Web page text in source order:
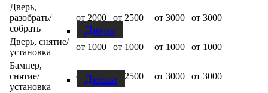
Дверь
Диски
Дверь,
разобрать/
собрать
от 2000 от 2500 от 3000 от 3000
Дверь, снятие/
установка
от 1000 от 1000 от 1000
от 1000
Бампер,
снятие/
установка
от 2000 от 2500 от 3000 от 3000